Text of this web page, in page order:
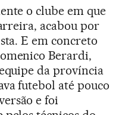
o clube em que
acabou por
E em concreto
Berardi,
da província
futebol até pouco
e foi